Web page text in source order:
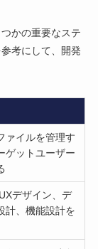
かの重要なステ
考にして、開発
ァイルを管理す
ゲットユーザー
デザイン、デ
計、機能設計を